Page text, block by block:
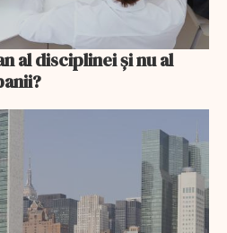
al disciplinei și nu al